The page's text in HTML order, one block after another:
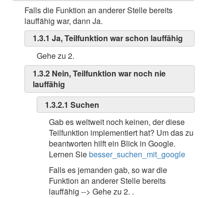
Falls die Funktion an anderer Stelle bereits
lauffähig war, dann Ja.
1.3.1 Ja, Teilfunktion war schon lauffähig
Gehe zu 2.
1.3.2 Nein, Teilfunktion war noch nie
lauffähig
1.3.2.1 Suchen
Gab es weltweit noch keinen, der diese
Teilfunktion implementiert hat? Um das zu
beantworten hilft ein Blick in Google.
Lernen Siebesser_suchen_mit_google
Falls es jemanden gab, so war die
Funktion an anderer Stelle bereits
lauffähig --> Gehe zu 2. .